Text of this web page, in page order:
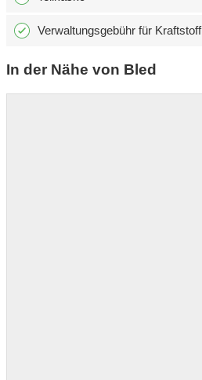
Verwaltungsgebühr für Kraftstoff
In der Nähe von Bled